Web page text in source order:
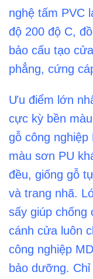
nghệ tấm PVC
độ 200 độ C,
bảo cấu tạo
phẳng, cứng
Ưu điểm lớn
cực kỳ bền
gỗ công nghiệp
màu sơn PU
đều, giống gỗ
và trang nhã.
sấy giúp chống
cánh cửa luôn
công nghiệp
bảo dưỡng.